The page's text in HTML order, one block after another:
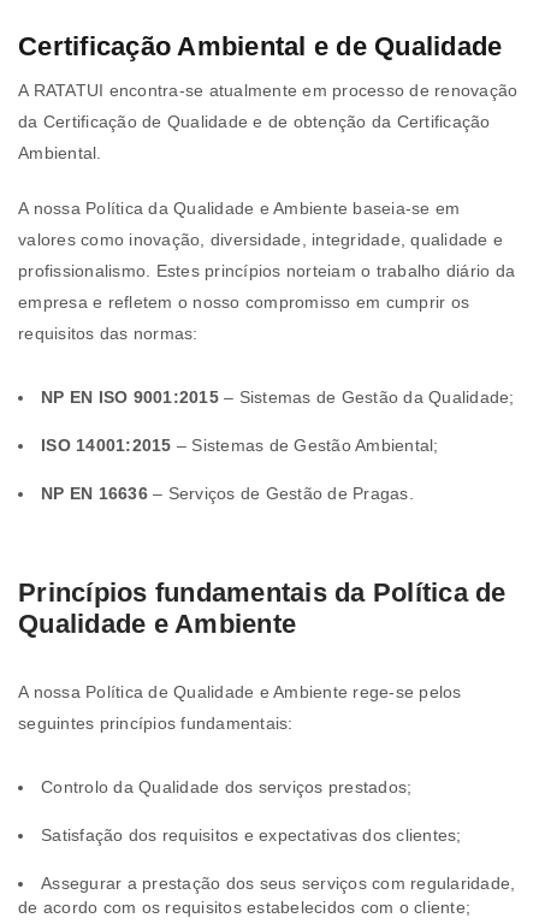
Certificação Ambiental e de Qualidade
A RATATUI encontra-se atualmente em processo de renovação
da Certificação de Qualidade e de obtenção da Certificação
Ambiental.
A nossa Política da Qualidade e Ambiente baseia-se em
valores como inovação, diversidade, integridade, qualidade e
profissionalismo. Estes princípios norteiam o trabalho diário da
empresa e refletem o nosso compromisso em cumprir os
requisitos das normas:
NP EN ISO 9001:2015– Sistemas de Gestão da Qualidade;
ISO 14001:2015 – Sistemas de Gestão Ambiental;
NP EN 16636– Serviços de Gestão de Pragas.
Princípios fundamentais da Política de
Qualidade e Ambiente
A nossa Política de Qualidade e Ambiente rege-se pelos
seguintes princípios fundamentais:
Controlo da Qualidade dos serviços prestados;
Satisfação dos requisitos e expectativas dos clientes;
Assegurar a prestação dos seus serviços com regularidade,
de acordo com os requisitos estabelecidos com o cliente;